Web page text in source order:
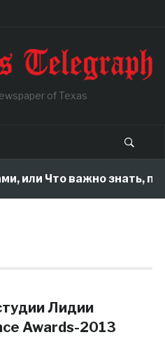
of Texas
или Что важно знать,
Лидии
Awards-2013